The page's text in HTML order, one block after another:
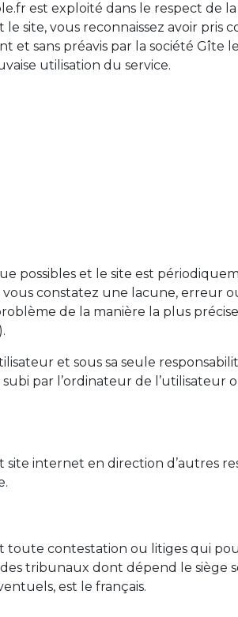
est exploité dans le respect de la
site, vous reconnaissez avoir pris
et sans préavis par la société Gîte
utilisation du service.
possibles et le site est
vous constatez une lacune,
de la manière la plus
et sous sa seule
par l’ordinateur de l’utilisateur
internet en direction d’autres
toute contestation ou litiges qui
tribunaux dont dépend le siège
est le français.